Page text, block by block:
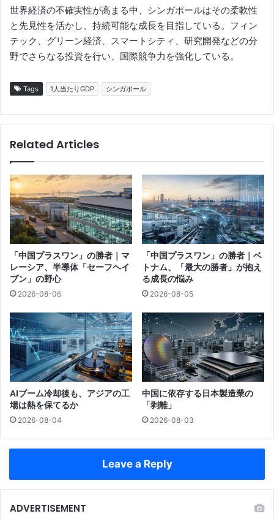
世界経済の不確実性が高まる中、シンガポールはその柔軟性
と先見性を活かし、持続可能な成長を目指している。フィン
テック、グリーン経済、スマートシティ、研究開発などの分
野でさらなる投資を行い、国際競争力を強化している。
Tags 1人当たりGDP シンガポール
Related Articles
「中国プラスワン」の勝者｜マ
レーシア、半導体「セーフヘイ
ブン」の野心
2026-08-06
「中国プラスワン」の勝者｜ベ
トナム、「最大の勝者」が抱え
る成長の悩み
2026-08-05
AIブーム冷却後も、アジアの工
場は熱を保てるか
2026-08-04
中国に依存する日本製造業の
「剥離」
2026-08-03
Leave a Reply
ADVERTISEMENT